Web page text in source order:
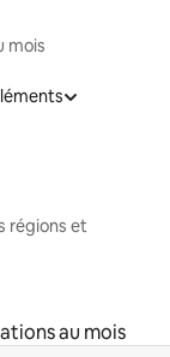
mois
régions et
au mois